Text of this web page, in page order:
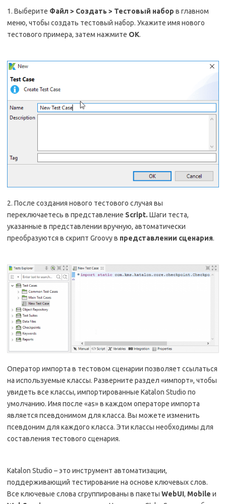
1. Выберите Файл > Создать > Тестовый набор в главном
меню, чтобы создать тестовый набор. Укажите имя нового
тестового примера, затем нажмите ОК.
2. После создания нового тестового случая вы
переключаетесь в представление Script. Шаги теста,
указанные в представлении вручную, автоматически
преобразуются в скрипт Groovy в представлении сценария.
Оператор импорта в тестовом сценарии позволяет ссылаться
на используемые классы. Разверните раздел «импорт», чтобы
увидеть все классы, импортированные Katalon Studio по
умолчанию. Имя после «as» в каждом операторе импорта
является псевдонимом для класса. Вы можете изменить
псевдоним для каждого класса. Эти классы необходимы для
составления тестового сценария.
Katalon Studio – это инструмент автоматизации,
поддерживающий тестирование на основе ключевых слов.
Все ключевые слова сгруппированы в пакеты WebUI, Mobile и